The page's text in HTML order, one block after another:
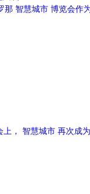
智慧城市 博览会
， 智慧城市 再次